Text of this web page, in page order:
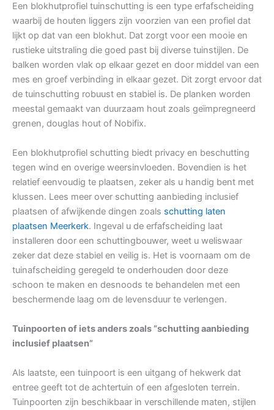
Een blokhutprofiel tuinschutting is een type erfafscheiding
waarbij de houten liggers zijn voorzien van een profiel dat
lijkt op dat van een blokhut. Dat zorgt voor een mooie en
rustieke uitstraling die goed past bij diverse tuinstijlen. De
balken worden vlak op elkaar gezet en door middel van een
mes en groef verbinding in elkaar gezet. Dit zorgt ervoor dat
de tuinschutting robuust en stabiel is. De planken worden
meestal gemaakt van duurzaam hout zoals geïmpregneerd
grenen, douglas hout of Nobifix.
Een blokhutprofiel schutting biedt privacy en beschutting
tegen wind en overige weersinvloeden. Bovendien is het
relatief eenvoudig te plaatsen, zeker als u handig bent met
klussen. Lees meer over schutting aanbieding inclusief
plaatsen of afwijkende dingen zoals schutting laten
plaatsen Meerkerk. Ingeval u de erfafscheiding laat
installeren door een schuttingbouwer, weet u weliswaar
zeker dat deze stabiel en veilig is. Het is voornaam om de
tuinafscheiding geregeld te onderhouden door deze
schoon te maken en desnoods te behandelen met een
beschermende laag om de levensduur te verlengen.
Tuinpoorten of iets anders zoals “schutting aanbieding
inclusief plaatsen”
Als laatste, een tuinpoort is een uitgang of hekwerk dat
entree geeft tot de achtertuin of een afgesloten terrein.
Tuinpoorten zijn beschikbaar in verschillende maten, stijlen